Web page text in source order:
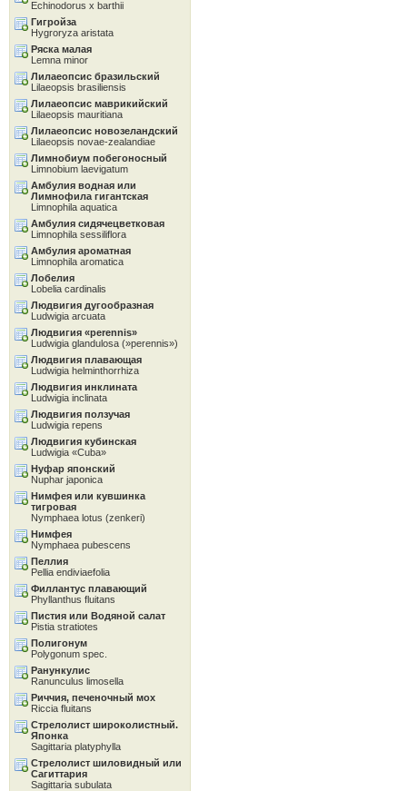
Echinodorus x barthii
Гигройза
Hygroryza aristata
Ряска малая
Lemna minor
Лилаеопсис бразильский
Lilaeopsis brasiliensis
Лилаеопсис маврикийский
Lilaeopsis mauritiana
Лилаеопсис новозеландский
Lilaeopsis novae-zealandiae
Лимнобиум побегоносный
Limnobium laevigatum
Амбулия водная или
Лимнофила гигантская
Limnophila aquatica
Амбулия сидячецветковая
Limnophila sessiliflora
Амбулия ароматная
Limnophila aromatica
Лобелия
Lobelia cardinalis
Людвигия дугообразная
Ludwigia arcuata
Людвигия «perennis»
Ludwigia glandulosa (»perennis»)
Людвигия плавающая
Ludwigia helminthorrhiza
Людвигия инклината
Ludwigia inclinata
Людвигия ползучая
Ludwigia repens
Людвигия кубинская
Ludwigia «Cuba»
Нуфар японский
Nuphar japonica
Нимфея или кувшинка
тигровая
Nymphaea lotus (zenkeri)
Нимфея
Nymphaea pubescens
Пеллия
Pellia endiviaefolia
Филлантус плавающий
Phyllanthus fluitans
Пистия или Водяной салат
Pistia stratiotes
Полигонум
Polygonum spec.
Ранункулис
Ranunculus limosella
Риччия, печеночный мох
Riccia fluitans
Стрелолист широколистный.
Японка
Sagittaria platyphylla
Стрелолист шиловидный или
Сагиттария
Sagittaria subulata